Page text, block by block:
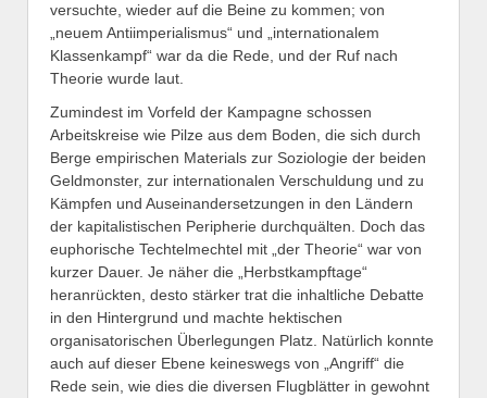
versuchte, wieder auf die Beine zu kommen; von
„neuem Antiimperialismus“ und „internationalem
Klassenkampf“ war da die Rede, und der Ruf nach
Theorie wurde laut.
Zumindest im Vorfeld der Kampagne schossen
Arbeitskreise wie Pilze aus dem Boden, die sich durch
Berge empirischen Materials zur Soziologie der beiden
Geldmonster, zur internationalen Verschuldung und zu
Kämpfen und Auseinandersetzungen in den Ländern
der kapitalistischen Peripherie durchquälten. Doch das
euphorische Techtelmechtel mit „der Theorie“ war von
kurzer Dauer. Je näher die „Herbstkampftage“
heranrückten, desto stärker trat die inhaltliche Debatte
in den Hintergrund und machte hektischen
organisatorischen Überlegungen Platz. Natürlich konnte
auch auf dieser Ebene keineswegs von „Angriff“ die
Rede sein, wie dies die diversen Flugblätter in gewohnt